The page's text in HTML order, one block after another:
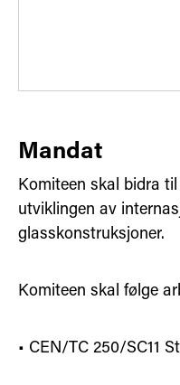
Mandat
Komiteen skal bidra
utviklingen av
glasskonstruksjoner.
Komiteen skal følge
• CEN/TC 250/SC11